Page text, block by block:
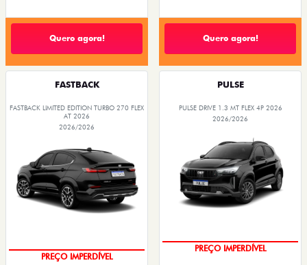
Quero agora! Quero agora!
FASTBACK
FASTBACK LIMITED EDITION TURBO 270 FLEX
AT 2026
2026/2026
PREÇO IMPERDÍVEL
PULSE
PULSE DRIVE 1.3 MT FLEX 4P 2026
2026/2026
PREÇO IMPERDÍVEL